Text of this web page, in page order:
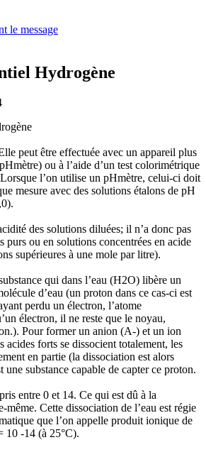
le message
Hydrogène
peut être effectuée avec un appareil plus
ou à l’aide d’un test colorimétrique
l’on utilise un pHmètre, celui-ci doit
mesure avec des solutions étalons de pH
des solutions diluées; il n’a donc pas
purs ou en solutions concentrées en acide
supérieures à une mole par litre).
qui dans l’eau (H2O) libère un
d’eau (un proton dans ce cas-ci est
perdu un électron, l’atome
électron, il ne reste que le noyau,
Pour former un anion (A-) et un ion
forts se dissocient totalement, les
en partie (la dissociation est alors
une substance capable de capter ce proton.
entre 0 et 14. Ce qui est dû à la
même. Cette dissociation de l’eau est régie
que l’on appelle produit ionique de
-14 (à 25°C).